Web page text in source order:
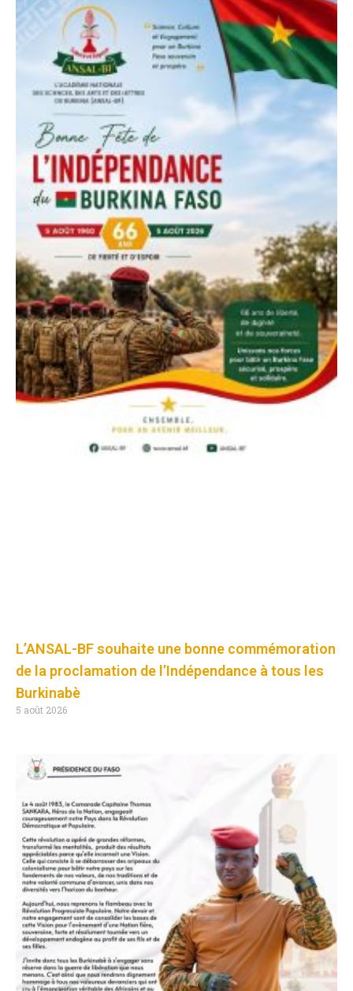
L’ANSAL-BF souhaite une bonne commémoration
de la proclamation de l’Indépendance à tous les
Burkinabè
5 août 2026